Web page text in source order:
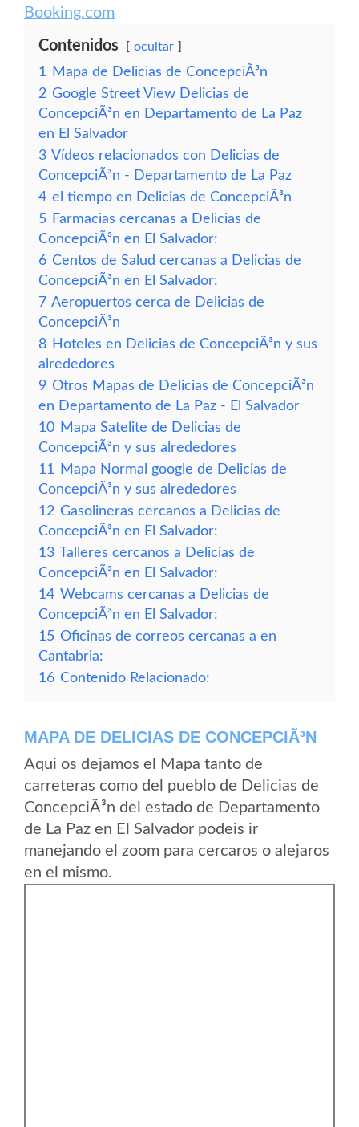
Booking.com
Contenidos ocultar
1
Mapa de Delicias de ConcepciÃ³n
2 Google Street View Delicias de
ConcepciÃ³n en Departamento de La Paz
en El Salvador
3 Vídeos relacionados con Delicias de
ConcepciÃ³n - Departamento de La Paz
4 el tiempo en Delicias de ConcepciÃ³n
5 Farmacias cercanas a Delicias de
ConcepciÃ³n en El Salvador:
6 Centos de Salud cercanas a Delicias de
ConcepciÃ³n en El Salvador:
7 Aeropuertos cerca de Delicias de
ConcepciÃ³n
8 Hoteles en Delicias de ConcepciÃ³n y sus
alrededores
9 Otros Mapas de Delicias de ConcepciÃ³n
en Departamento de La Paz - El Salvador
10 Mapa Satelite de Delicias de
ConcepciÃ³n y sus alrededores
11
Mapa Normal google de Delicias de
ConcepciÃ³n y sus alrededores
12 Gasolineras cercanos a Delicias de
ConcepciÃ³n en El Salvador:
13 Talleres cercanos a Delicias de
ConcepciÃ³n en El Salvador:
14 Webcams cercanas a Delicias de
ConcepciÃ³n en El Salvador:
15 Oficinas de correos cercanas a en
Cantabria:
16 Contenido Relacionado:
MAPA DE DELICIAS DE CONCEPCIÃ³N
Aqui os dejamos el Mapa tanto de
carreteras como del pueblo de Delicias de
ConcepciÃ³n del estado de Departamento
de La Paz en El Salvador podeis ir
manejando el zoom para cercaros o alejaros
en el mismo.